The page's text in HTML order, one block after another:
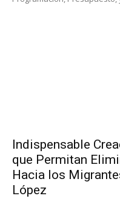
Indispensable
que Permitan
Hacia los
López